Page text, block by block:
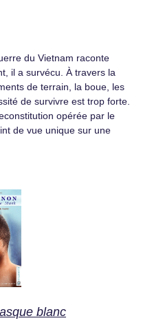
du Vietnam raconte
il a survécu. À travers la
de terrain, la boue, les
de survivre est trop forte.
opérée par le
de vue unique sur une
blanc